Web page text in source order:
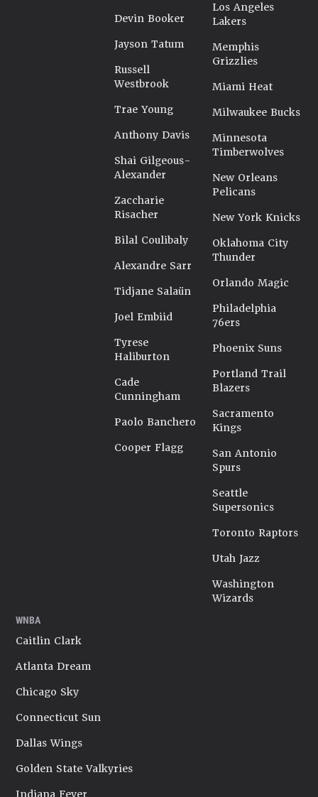
Devin Booker
Jayson Tatum
Russell
Westbrook
Trae Young
Anthony Davis
Shai Gilgeous-
Alexander
Zaccharie
Risacher
Bilal Coulibaly
Alexandre Sarr
Tidjane Salaün
Joel Embiid
Tyrese
Haliburton
Cade
Cunningham
Paolo Banchero
Cooper Flagg
Los Angeles
Lakers
Memphis
Grizzlies
Miami Heat
Milwaukee Bucks
Minnesota
Timberwolves
New Orleans
Pelicans
New York Knicks
Oklahoma City
Thunder
Orlando Magic
Philadelphia
76ers
Phoenix Suns
Portland Trail
Blazers
Sacramento
Kings
San Antonio
Spurs
Seattle
Supersonics
Toronto Raptors
Utah Jazz
Washington
Wizards
WNBA
Caitlin Clark
Atlanta Dream
Chicago Sky
Connecticut Sun
Dallas Wings
Golden State Valkyries
Indiana Fever